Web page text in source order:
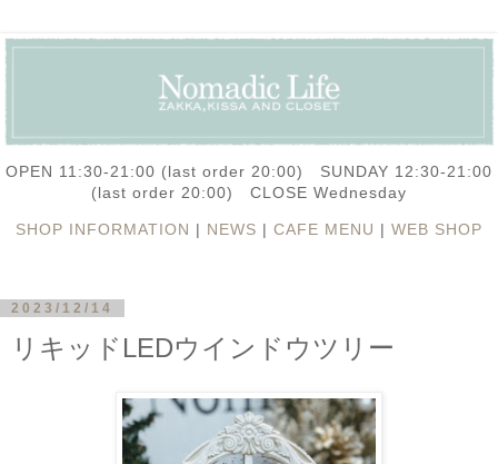
OPEN 11:30-21:00 (last order 20:00) SUNDAY 12:30-21:00
(last order 20:00) CLOSE Wednesday
SHOP INFORMATION | NEWS | CAFE MENU | WEB SHOP
2023/12/14
リキッドLEDウインドウツリー